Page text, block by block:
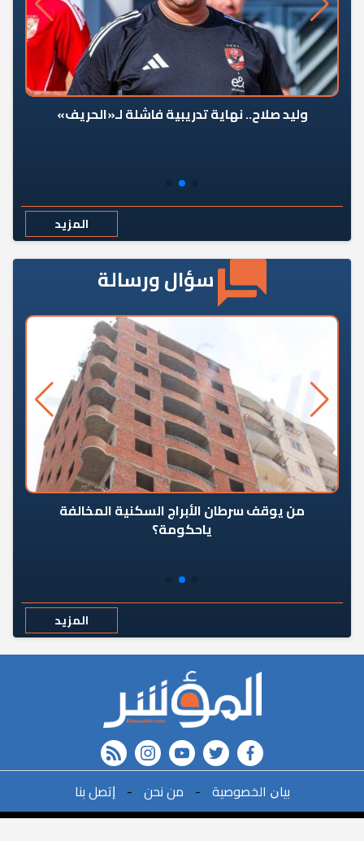
وليد صلاح.. نهاية تدريبية فاشلة لـ«الحريف»
المزيد
سؤال ورسالة
من يوقف سرطان الأبراج السكنية المخالفة
ياحكومة؟
المزيد
FACEBOOK
twitter
youtube
instagram
rss feed
ﺑﻴﺎﻥ اﻟﺨﺼﻮﺻﻴﺔ - ﻣﻦ ﻧﺤﻦ - ﺇﺗﺼﻞ ﺑﻨﺎ